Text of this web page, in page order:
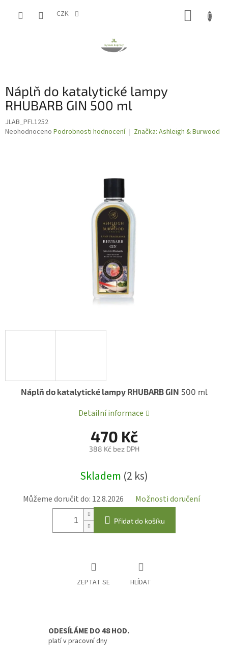
CZK
Náplň do katalytické lampy
RHUBARB GIN 500 ml
JLAB_PFL1252
Průměrné
Neohodnoceno Podrobnosti hodnocení Značka: Ashleigh & Burwood
470 Kč
388 Kč bez DPH
cena:
Skladem (2 ks)
Můžeme doručit do: 12.8.2026 Možnosti doručení
Přidat do košíku
Náplň do katalytické lampy RHUBARB GIN 500 ml
Detailní informace
ZEPTAT SE HLÍDAT
ODESÍLÁME DO 48 HOD.
platí v pracovní dny